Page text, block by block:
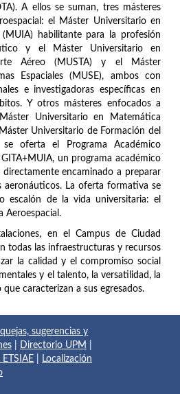
A ellos se suman, tres másteres
el Máster Universitario en
(MUIA) habilitante para la profesión
y el Máster Universitario en
Aéreo (MUSTA) y el Máster
Espaciales (MUSE), ambos con
e investigadoras específicas en
Y otros másteres enfocados a
Universitario en Matemática
Universitario de Formación del
se oferta el Programa Académico
un programa académico
encaminado a preparar
aeronáuticos. La oferta formativa se
escalón de la vida universitaria: el
Aeroespacial.
en el Campus de Ciudad
todas las infraestructuras y recursos
la calidad y el compromiso social
y el talento, la versatilidad, la
caracterizan a sus egresados.
sugerencias y
Directorio UPM
Localización